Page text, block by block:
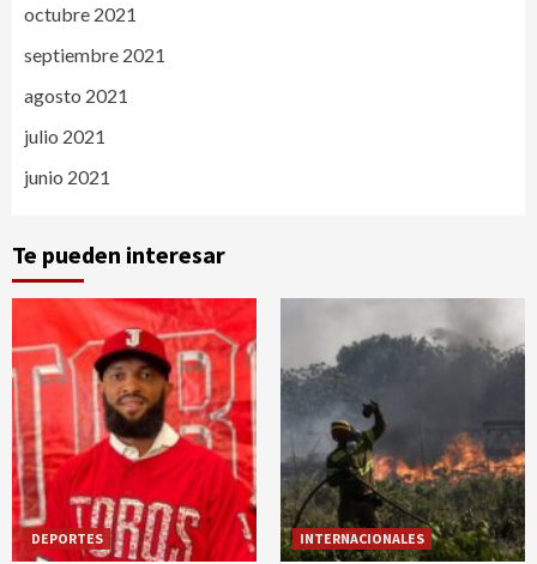
octubre 2021
septiembre 2021
agosto 2021
julio 2021
junio 2021
Te pueden interesar
DEPORTES INTERNACIONALES